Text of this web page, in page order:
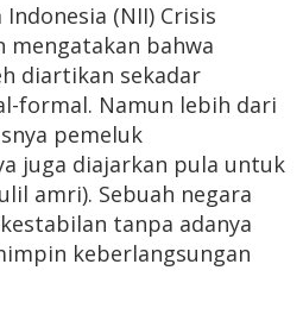
(NII) Crisis
mengatakan bahwa
diartikan sekadar
formal. Namun lebih dari
pemeluk
juga diajarkan pula untuk
amri). Sebuah negara
tanpa adanya
keberlangsungan